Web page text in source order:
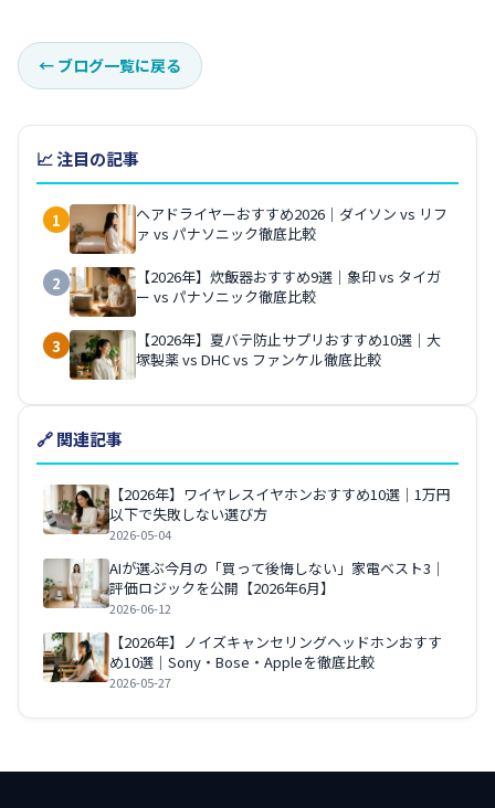
← ブログ一覧に戻る
📈 注目の記事
1
ヘアドライヤーおすすめ2026｜ダイソン vs リフ
ァ vs パナソニック徹底比較
2
【2026年】炊飯器おすすめ9選｜象印 vs タイガ
ー vs パナソニック徹底比較
3
【2026年】夏バテ防止サプリおすすめ10選｜大
塚製薬 vs DHC vs ファンケル徹底比較
🔗 関連記事
【2026年】ワイヤレスイヤホンおすすめ10選｜1万円
以下で失敗しない選び方
2026-05-04
AIが選ぶ今月の「買って後悔しない」家電ベスト3｜
評価ロジックを公開【2026年6月】
2026-06-12
【2026年】ノイズキャンセリングヘッドホンおすす
め10選｜Sony・Bose・Appleを徹底比較
2026-05-27